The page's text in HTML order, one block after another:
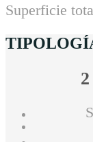
Superficie